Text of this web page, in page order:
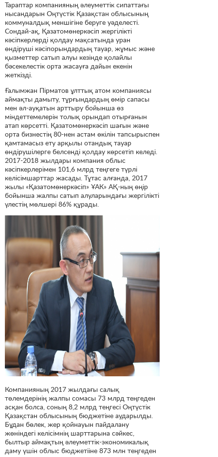
Тараптар компанияның әлеуметтік сипаттағы
нысандарын Оңтүстік Қазақстан облысының
коммуналдық меншігіне беруге уәделесті.
Сондай-ақ, Қазатомөнеркәсіп жергілікті
кәсіпкерлерді қолдау мақсатында уран
өндіруші кәсіпорындардың тауар, жұмыс және
қызметтер сатып алуы кезінде қолайлы
бәсекелестік орта жасауға дайын екенін
жеткізді.
Ғалымжан Пірматов ұлттық атом компаниясы
аймақты дамыту, тұрғындардың өмір сапасы
мен әл-ауқатын арттыру бойынша өз
міндеттемелерін толық орындап отырғанын
атап көрсетті. Қазатомөнеркәсіп шағын және
орта бизнестің 80-нен астам өкілін тапсырыспен
қамтамасыз ету арқылы отандық тауар
өндірушілерге белсенді қолдау көрсетіп келеді.
2017-2018 жылдары компания облыс
кәсіпкерлерімен 101,6 млрд теңгеге түрлі
келісімшарттар жасады. Тұтас алғанда, 2017
жылы «Қазатомөнеркәсіп» ҰАК» АҚ-ның өңір
бойынша жалпы сатып алуларындағы жергілікті
үлестің мөлшері 86% құрады.
Компанияның 2017 жылдағы салық
төлемдерінің жалпы сомасы 73 млрд теңгеден
асқан болса, соның 8,2 млрд теңгесі Оңтүстік
Қазақстан облысының бюджетіне аударылды.
Бұдан бөлек, жер қойнауын пайдалану
жөніндегі келісімнің шарттарына сәйкес,
былтыр аймақтың әлеуметтік-экономикалық
даму үшін облыс бюджетііне 873 млн теңгеден